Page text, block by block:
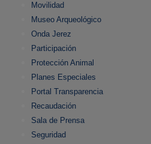
Movilidad
Museo Arqueológico
Onda Jerez
Participación
Protección Animal
Planes Especiales
Portal Transparencia
Recaudación
Sala de Prensa
Seguridad